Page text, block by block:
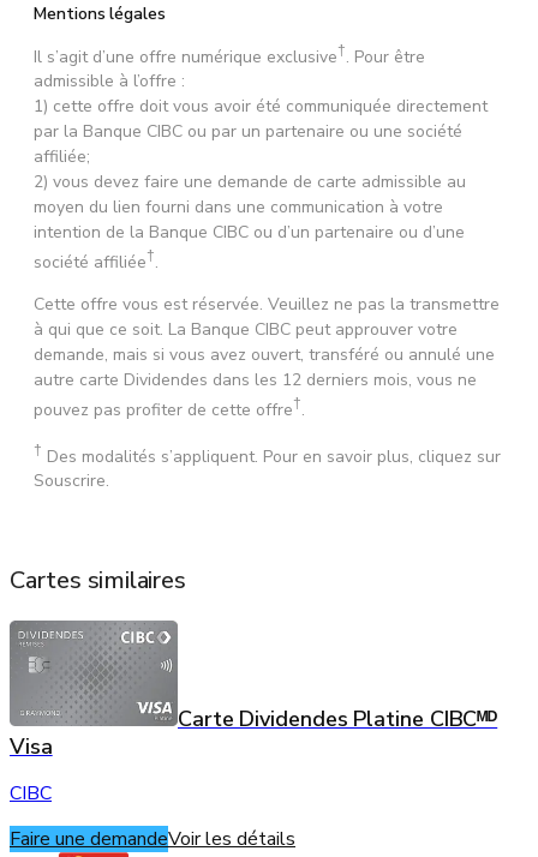
Mentions légales
Il s’agit d’une offre numérique exclusive†. Pour être
admissible à l’offre :
1) cette offre doit vous avoir été communiquée directement
par la Banque CIBC ou par un partenaire ou une société
affiliée;
2) vous devez faire une demande de carte admissible au
moyen du lien fourni dans une communication à votre
intention de la Banque CIBC ou d’un partenaire ou d’une
société affiliée†.
Cette offre vous est réservée. Veuillez ne pas la transmettre
à qui que ce soit. La Banque CIBC peut approuver votre
demande, mais si vous avez ouvert, transféré ou annulé une
autre carte Dividendes dans les 12 derniers mois, vous ne
pouvez pas profiter de cette offre†.
† Des modalités s’appliquent. Pour en savoir plus, cliquez sur
Souscrire.
Cartes similaires
Carte Dividendes Platine CIBCᴹᴰ
Visa
CIBC
Faire une demandeVoir les détails